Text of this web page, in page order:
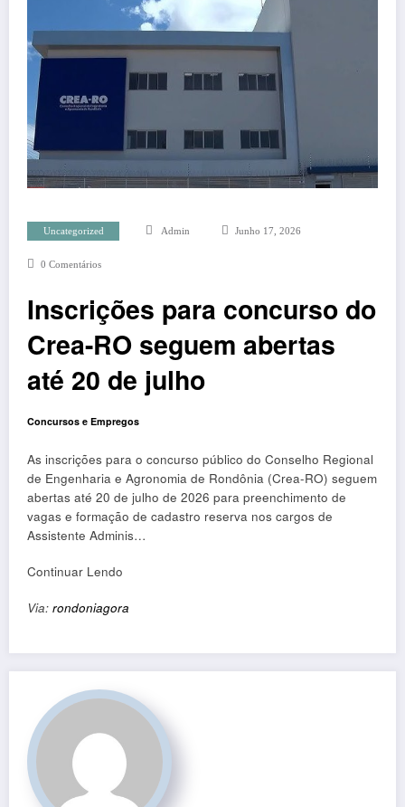
Uncategorized Admin Junho 17, 2026
0 Comentários
Inscrições para concurso do
Crea-RO seguem abertas
até 20 de julho
Concursos e Empregos
As inscrições para o concurso público do Conselho Regional
de Engenharia e Agronomia de Rondônia (Crea-RO) seguem
abertas até 20 de julho de 2026 para preenchimento de
vagas e formação de cadastro reserva nos cargos de
Assistente Adminis…
Continuar Lendo
Via: rondoniagora